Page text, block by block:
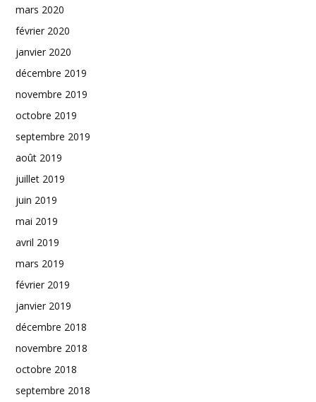
mars 2020
février 2020
janvier 2020
décembre 2019
novembre 2019
octobre 2019
septembre 2019
août 2019
juillet 2019
juin 2019
mai 2019
avril 2019
mars 2019
février 2019
janvier 2019
décembre 2018
novembre 2018
octobre 2018
septembre 2018